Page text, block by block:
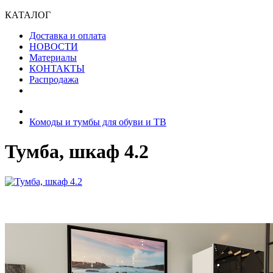
КАТАЛОГ
Доставка и оплата
НОВОСТИ
Материалы
КОНТАКТЫ
Распродажа
Комоды и тумбы для обуви и ТВ
Тумба, шкаф 4.2